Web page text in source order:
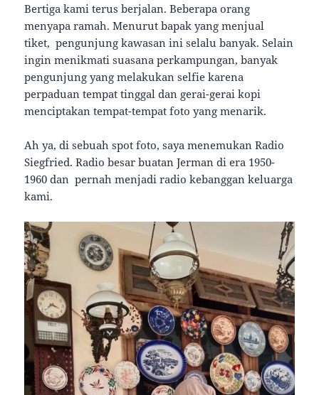
Bertiga kami terus berjalan. Beberapa orang
menyapa ramah. Menurut bapak yang menjual
tiket, pengunjung kawasan ini selalu banyak. Selain
ingin menikmati suasana perkampungan, banyak
pengunjung yang melakukan selfie karena
perpaduan tempat tinggal dan gerai-gerai kopi
menciptakan tempat-tempat foto yang menarik.
Ah ya, di sebuah spot foto, saya menemukan Radio
Siegfried. Radio besar buatan Jerman di era 1950-
1960 dan pernah menjadi radio kebanggan keluarga
kami.